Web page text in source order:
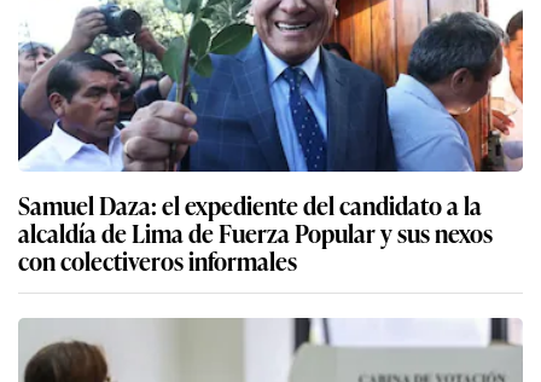
Samuel Daza: el expediente del candidato a la
alcaldía de Lima de Fuerza Popular y sus nexos
con colectiveros informales